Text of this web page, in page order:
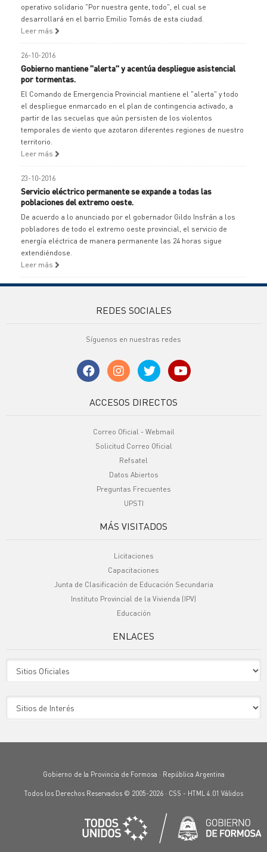
operativo solidario "Por nuestra gente, todo", el cual se
desarrollará en el barrio Emilio Tomás de esta ciudad.
Leer más
26-10-2016
Gobierno mantiene "alerta" y acentúa despliegue asistencial
por tormentas.
El Comando de Emergencia Provincial mantiene el "alerta" y todo
el despliegue enmarcado en el plan de contingencia activado, a
partir de las secuelas que aún persisten de los violentos
temporales de viento que azotaron diferentes regiones de nuestro
territorio.
Leer más
23-10-2016
Servicio eléctrico permanente se expande a todas las
poblaciones del extremo oeste.
De acuerdo a lo anunciado por el gobernador Gildo Insfrán a los
pobladores de todo el extremo oeste provincial, el servicio de
energía eléctrica de manera permanente las 24 horas sigue
extendiéndose.
Leer más
REDES SOCIALES
Síguenos en nuestras redes
ACCESOS DIRECTOS
Correo Oficial - Webmail
Solicitud Correo Oficial
Refsatel
Datos Abiertos
Preguntas Frecuentes
UPSTI
MÁS VISITADOS
Licitaciones
Capacitaciones
Junta de Clasificación de Educación Secundaria
Instituto Provincial de la Vivienda (IPV)
Educación
ENLACES
Gobierno de la Provincia de Formosa · República Argentina
Todos los Derechos Reservados © 2005-2026 · CSS - HTML 4.01 Válidos